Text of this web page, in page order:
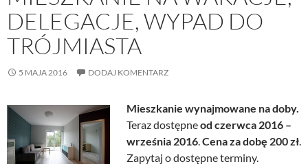
DELEGACJE, WYPAD DO
TRÓJMIASTA
5 MAJA 2016 DODAJ KOMENTARZ
Mieszkanie wynajmowane na doby.
Teraz dostępneod czerwca 2016 –
września 2016.Cena za dobę 200 zł.
Zapytaj o dostępne terminy.